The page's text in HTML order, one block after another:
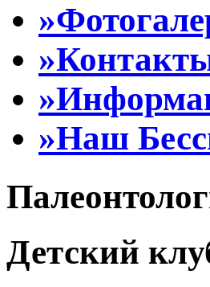
»Наш
Детский